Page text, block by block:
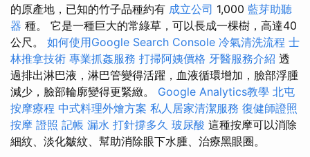
的原產地，已知的竹子品種約有 成立公司 1,000 藍芽助聽
器 種。 它是一種巨大的常綠草，可以長成一棵樹，高達40
公尺。 如何使用Google Search Console 冷氣清洗流程 士
林推拿技術 專業抓姦服務 打掃阿姨價格 牙醫服務介紹 透
過排出淋巴液，淋巴管變得活躍，血液循環增加，臉部浮腫
減少，臉部輪廓變得更緊緻。 Google Analytics教學 北屯
按摩療程 中式料理外燴方案 私人居家清潔服務 復健師證照
按摩 證照 記帳 漏水 打針撐多久 玻尿酸 這種按摩可以消除
細紋、淡化皺紋、幫助消除眼下水腫、治療黑眼圈。